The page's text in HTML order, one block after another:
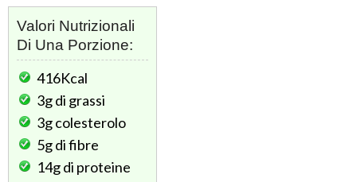
Valori Nutrizionali
Di Una Porzione:
416Kcal
3gdi grassi
3gcolesterolo
5gdi fibre
14gdi proteine